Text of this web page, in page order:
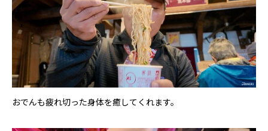
おでんも疲れ切った身体を癒してくれます。